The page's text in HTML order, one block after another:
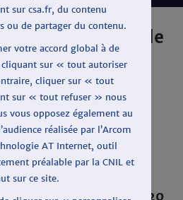
: les temps de
AU 13 MARS 2020
sur csa.fr, du contenu
ou de partager du contenu.
votre accord global à de
sur « tout autoriser
cliquer sur « tout
sur « tout refuser » nous
vous opposez également au
réalisée par l’Arcom
AT Internet, outil
préalable par la CNIL et
sur ce site.